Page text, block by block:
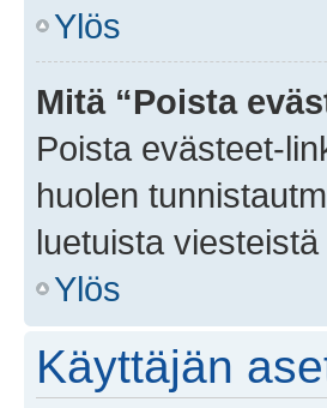
Ylös
Mitä “Poista
Poista evästeet-
huolen
luetuista
Ylös
Käyttäjän